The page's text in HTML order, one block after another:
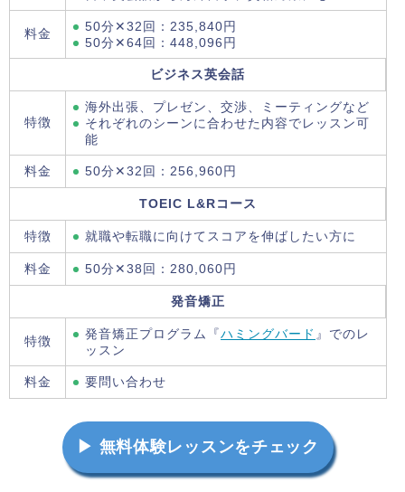
料金
50分✕32回：235,840円
50分✕64回：448,096円
ビジネス英会話
特徴
海外出張、プレゼン、交渉、ミーティングなど
それぞれのシーンに合わせた内容でレッスン可
能
料金 50分✕32回：256,960円
TOEIC L&Rコース
特徴 就職や転職に向けてスコアを伸ばしたい方に
料金 50分✕38回：280,060円
発音矯正
特徴 発音矯正プログラム『ハミングバード 』でのレ
ッスン
料金 要問い合わせ
▶ 無料体験レッスンをチェック